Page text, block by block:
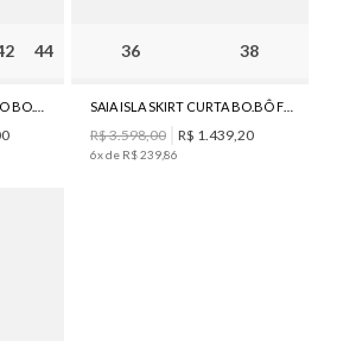
44 36 38
R$3.598,00 R$ 1.439,20
6x de R$23986